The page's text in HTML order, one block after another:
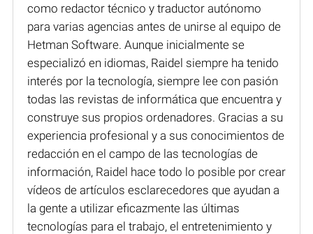
como redactor técnico y traductor autónomo
para varias agencias antes de unirse al equipo de
Hetman Software. Aunque inicialmente se
especializó en idiomas, Raidel siempre ha tenido
interés por la tecnología, siempre lee con pasión
todas las revistas de informática que encuentra y
construye sus propios ordenadores. Gracias a su
experiencia profesional y a sus conocimientos de
redacción en el campo de las tecnologías de
información, Raidel hace todo lo posible por crear
vídeos de artículos esclarecedores que ayudan a
la gente a utilizar eficazmente las últimas
tecnologías para el trabajo, el entretenimiento y